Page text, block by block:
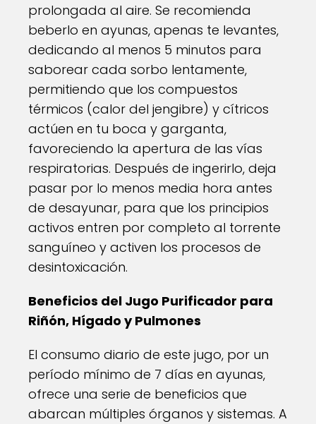
prolongada al aire. Se recomienda
beberlo en ayunas, apenas te levantes,
dedicando al menos 5 minutos para
saborear cada sorbo lentamente,
permitiendo que los compuestos
térmicos (calor del jengibre) y cítricos
actúen en tu boca y garganta,
favoreciendo la apertura de las vías
respiratorias. Después de ingerirlo, deja
pasar por lo menos media hora antes
de desayunar, para que los principios
activos entren por completo al torrente
sanguíneo y activen los procesos de
desintoxicación.
Beneficios del Jugo Purificador para
Riñón, Hígado y Pulmones
El consumo diario de este jugo, por un
período mínimo de 7 días en ayunas,
ofrece una serie de beneficios que
abarcan múltiples órganos y sistemas. A